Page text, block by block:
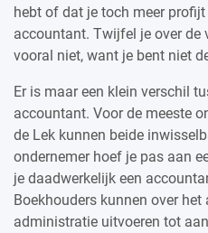
hebt of dat je toch meer
accountant. Twijfel je over de
vooral niet, want je bent niet
Er is maar een klein verschil
accountant. Voor de meeste
de Lek kunnen beide
ondernemer hoef je pas aan
je daadwerkelijk een
Boekhouders kunnen over
administratie uitvoeren tot